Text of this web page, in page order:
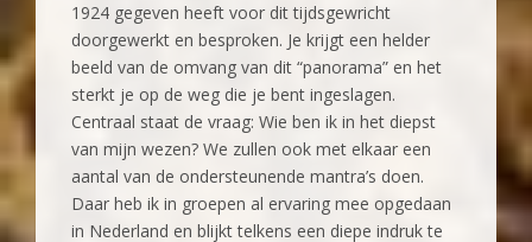
1924 gegeven heeft voor dit tijdsgewricht
doorgewerkt en besproken. Je krijgt een helder
beeld van de omvang van dit “panorama” en het
sterkt je op de weg die je bent ingeslagen.
Centraal staat de vraag: Wie ben ik in het diepst
van mijn wezen? We zullen ook met elkaar een
aantal van de ondersteunende mantra’s doen.
Daar heb ik in groepen al ervaring mee opgedaan
in Nederland en blijkt telkens een diepe indruk te